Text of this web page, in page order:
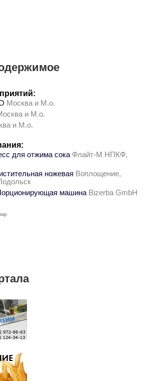
Москва и М.о.
и М.о.
и М.о.
для отжима сока Флайт-М НПКФ,
ножевая Воплощение,
машина Bizerba GmbH